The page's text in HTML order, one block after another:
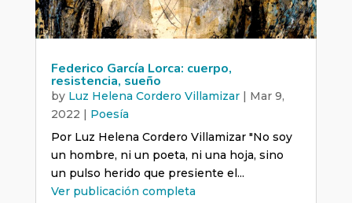
Federico García Lorca: cuerpo,
resistencia, sueño
by Luz Helena Cordero Villamizar| Mar 9,
2022 | Poesía
Por Luz Helena Cordero Villamizar "No soy
un hombre, ni un poeta, ni una hoja, sino
un pulso herido que presiente el...
Ver publicación completa